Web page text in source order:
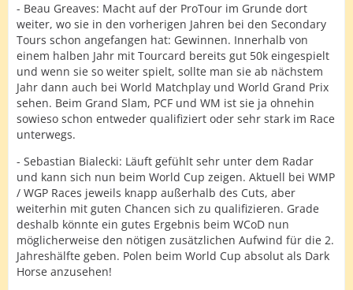
- Beau Greaves: Macht auf der ProTour im Grunde dort
weiter, wo sie in den vorherigen Jahren bei den Secondary
Tours schon angefangen hat: Gewinnen. Innerhalb von
einem halben Jahr mit Tourcard bereits gut 50k eingespielt
und wenn sie so weiter spielt, sollte man sie ab nächstem
Jahr dann auch bei World Matchplay und World Grand Prix
sehen. Beim Grand Slam, PCF und WM ist sie ja ohnehin
sowieso schon entweder qualifiziert oder sehr stark im Race
unterwegs.
- Sebastian Bialecki: Läuft gefühlt sehr unter dem Radar
und kann sich nun beim World Cup zeigen. Aktuell bei WMP
/ WGP Races jeweils knapp außerhalb des Cuts, aber
weiterhin mit guten Chancen sich zu qualifizieren. Grade
deshalb könnte ein gutes Ergebnis beim WCoD nun
möglicherweise den nötigen zusätzlichen Aufwind für die 2.
Jahreshälfte geben. Polen beim World Cup absolut als Dark
Horse anzusehen!